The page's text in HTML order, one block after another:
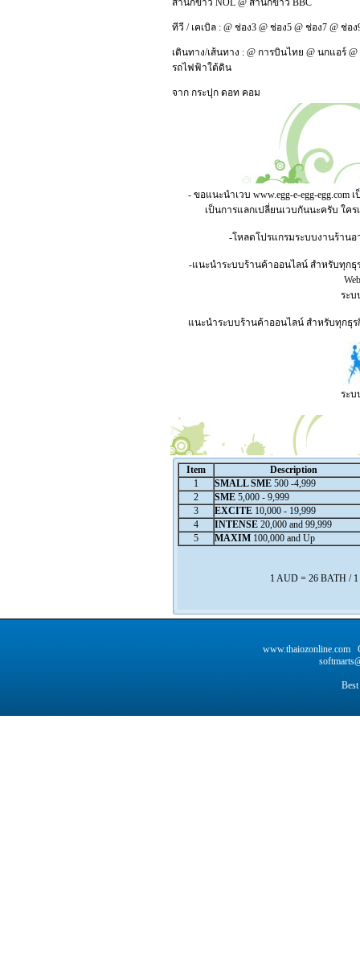
สำนักข่าว NOL @ สำนักข่าว BBC
ทีวี / เคเบิล : @ ช่อง3 @ ช่อง5 @ ช่อง7 @ ช่อง
เดินทาง/เส้นทาง : @ การบินไทย @ นกแอร์ @
รถไฟฟ้าใต้ดิน
จาก กระปุก ดอท คอม
- ขอแนะนำเวบ www.egg-e-egg-egg.comเ
เป็นการแลกเปลี่ยนเวบกันนะครับ ใค
-โหลดโปรแกรมระบบงานร้านอ
-แนะนำระบบร้านค้าออนไลน์ สำหรับทุกธุ
ระบ
แนะนำระบบร้านค้าออนไลน์ สำหรับทุกธุ
ระบ
Item
Description
1
SMALL SME 500 -4,999
2
SME 5,000 - 9,999
3
EXCITE 10,000 - 19,999
4
INTENSE 20,000 and 99,999
5
MAXIM 100,000 and Up
1 AUD = 26 BATH /
www.thaiozonline.com